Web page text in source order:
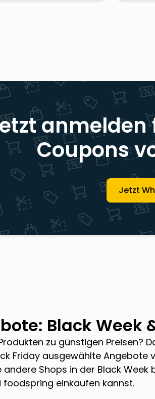
anmelden
Coupons
Jetzt
Black Week
zu günstigen Preisen?
Friday ausgewählte Angebote
andere Shops in der Black
foodspring einkaufen kannst.